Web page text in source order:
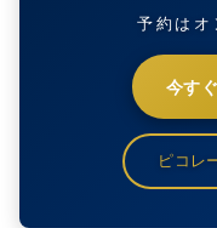
予約は
今す
ピコレ